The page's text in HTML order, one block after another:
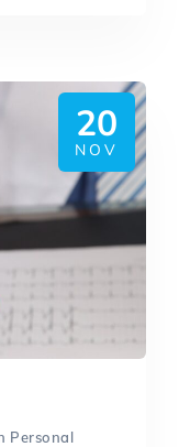
20
NOV
Personal